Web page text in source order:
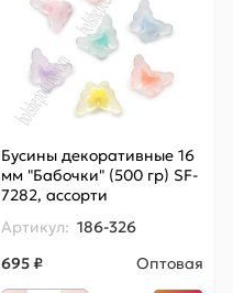
Бусины декоративные 16
мм "Бабочки" (500 гр) SF-
7282, ассорти
Артикул: 186-326
695 ₽
Оптовая